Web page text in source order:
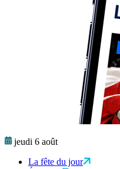
jeudi 6 août
La fête du jour